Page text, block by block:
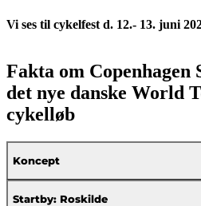
Vi ses til cykelfest d. 12.- 13. juni
Fakta om Copenhagen
det nye danske World
cykelløb
Koncept
Startby: Roskilde